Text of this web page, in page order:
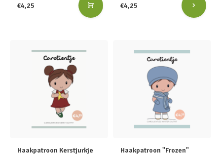
€4,25 €4,25
Haakpatroon Kerstjurkje
Haakpatroon "Frozen"